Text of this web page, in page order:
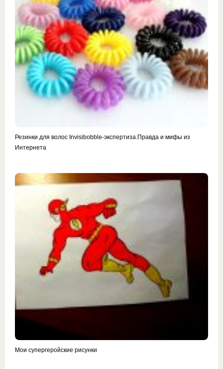
Резинки для волос Invisibobble-экспертиза.Правда и мифы из
Интернета
Мои супергеройские рисунки